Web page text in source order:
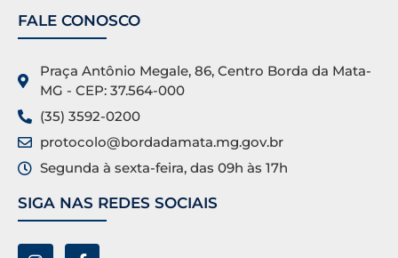
FALE CONOSCO
Praça Antônio Megale, 86, Centro Borda da Mata-
MG - CEP: 37.564-000
(35) 3592-0200
protocolo@bordadamata.mg.gov.br
Segunda à sexta-feira, das 09h às 17h
SIGA NAS REDES SOCIAIS